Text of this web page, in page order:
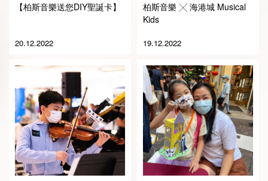
【柏斯音樂送您DIY聖誕卡】
20.12.2022
柏斯音樂 ╳ 海港城 Musical
Kids
19.12.2022